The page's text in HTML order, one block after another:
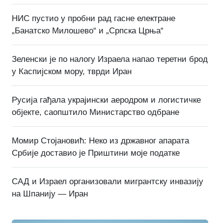
НИС пустио у пробни рад гасне електране
„Банатско Милошево“ и „Српска Црња“
Зеленски је по налогу Израела напао теретни брод
у Каспијском мору, тврди Иран
Русија гађала украјински аеродром и логистичке
објекте, саопштило Министарство одбране
Момир Стојановић: Неко из државног апарата
Србије доставио је Приштини моје податке
САД и Израел организовали мигрантску инвазију
на Шпанију — Иран